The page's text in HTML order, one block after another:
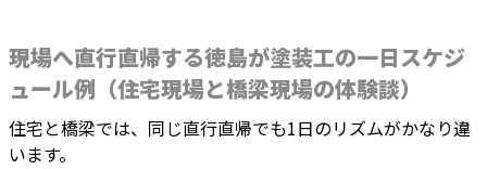
現場へ直行直帰する徳島が塗装工の一日スケジ
ュール例（住宅現場と橋梁現場の体験談）
住宅と橋梁では、同じ直行直帰でも1日のリズムがかなり違
います。